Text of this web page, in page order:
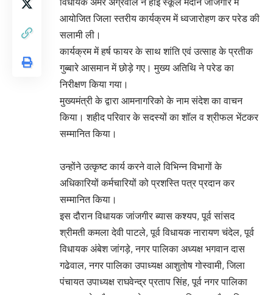
आयोजित जिला स्तरीय कार्यक्रम में ध्वजारोहण कर परेड की
सलामी ली।
कार्यक्रम में हर्ष फायर के साथ शांति एवं उत्साह के प्रतीक
गुब्बारे आसमान में छोड़े गए। मुख्य अतिथि ने परेड का
निरीक्षण किया गया।
मुख्यमंत्री के द्वारा आमनागरिको के नाम संदेश का वाचन
किया। शहीद परिवार के सदस्यों का शॉल व श्रीफल भेंटकर
सम्मानित किया।
उन्होंने उत्कृष्ट कार्य करने वाले विभिन्न विभागों के
अधिकारियों कर्मचारियों को प्रशस्ति पत्र प्रदान कर
सम्मानित किया।
इस दौरान विधायक जांजगीर ब्यास कश्यप, पूर्व सांसद
श्रीमती कमला देवी पाटले, पूर्व विधायक नारायण चंदेल, पूर्व
विधायक अंबेश जांगड़े, नगर पालिका अध्यक्ष भगवान दास
गढेवाल, नगर पालिका उपाध्यक्ष आशुतोष गोस्वामी, जिला
पंचायत उपाध्यक्ष राघवेन्द्र प्रताप सिंह, पूर्व नगर पालिका